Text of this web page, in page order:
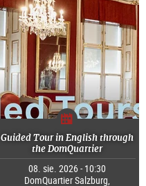
Guided Tour in English through
the DomQuartier
08. sie. 2026 - 10:30
DomQuartier Salzburg,